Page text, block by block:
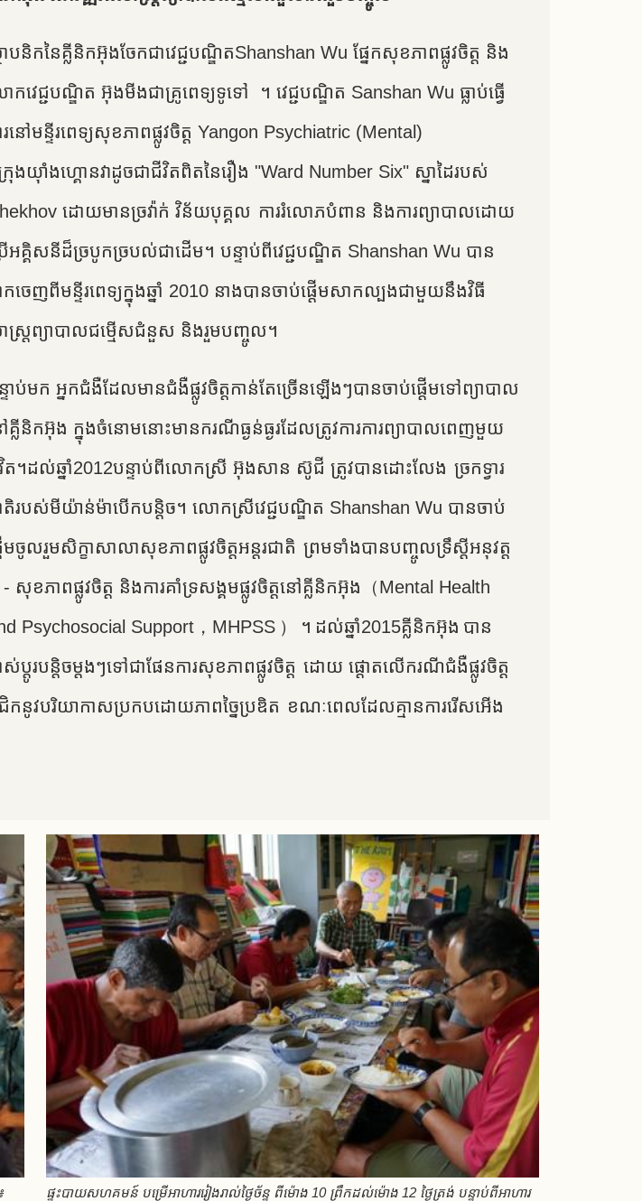
ាបនិកនៃគ្លីនិកអ៊ុងចែកជាវេជ្ជបណ្ឌិតShanshan Wu ផ្នែកសុខភាពផ្លូវចិត្ត និង
កវេជ្ជបណ្ឌិត អ៊ុងមីងជាគ្រូពេទ្យទូទៅ ។ វេជ្ជបណ្ឌិត Sanshan Wu ធ្លាប់ធ្វើ
រនៅមន្ទីរពេទ្យសុខភាពផ្លូវចិត្ត Yangon Psychiatric (Mental)
រុងយ៉ាំងហ្គោនវាដូចជាជីវិតពិតនៃរឿង "Ward Number Six" ស្នាដៃរបស់
ដោយមានច្រវ៉ាក់ វិន័យបុគ្គល ការរំលោភបំពាន និងការព្យាបាលដោយ
ើអគ្គិសនីដ៏ច្របូកច្របល់ជាដើម។ បន្ទាប់ពីវេជ្ជបណ្ឌិត Shanshan Wu បាន
កចេញពីមន្ទីរពេទ្យក្នុងឆ្នាំ 2010 នាងបានចាប់ផ្តើមសាកល្បងជាមួយនឹងវិធី
ស្រ្តព្យាបាលជម្មើសជំនួស និងរួមបញ្ចូល។
ទាប់មក អ្នកជំងឺដែលមានជំងឺផ្លូវចិត្តកាន់តែច្រើនឡើងៗបានចាប់ផ្តើមទៅព្យាបាល
គ្លីនិកអ៊ុង ក្នុងចំនោមនោះមានករណីធ្ងន់ធ្ងរដែលត្រូវការការព្យាបាលពេញមួយ
ត។ដល់ឆ្នាំ2012បន្ទាប់ពីលោកស្រី អ៊ុងសាន ស៊ូជី ត្រូវបានដោះលែង ច្រកទ្វារ​
តិ​របស់​មីយ៉ាន់ម៉ា​បើក​បន្តិច។ លោកស្រីវេជ្ជបណ្ឌិត Shanshan Wu បានចាប់
ើមចូលរួមសិក្ខាសាលាសុខភាពផ្លូវចិត្តអន្តរជាតិ ព្រមទាំងបានបញ្ចូលទ្រឹស្តីអនុវត្ត
- សុខភាពផ្លូវចិត្ត និងការគាំទ្រសង្គមផ្លូវចិត្តនៅគ្លីនិកអ៊ុង（Mental Health
Psychosocial Support，MHPSS ） ។​ ដល់ឆ្នាំ2015គ្លីនិកអ៊ុង បាន
ាស់ប្តូរបន្តិចម្តងៗទៅជាផែនការសុខភាពផ្លូវចិត្ត ដោយ ផ្តោតលើករណីជំងឺផ្លូវចិត្ត
កនូវបរិយាកាសប្រកបដោយភាពច្នៃប្រឌិត ខណៈពេលដែលគ្មានការរើសអើង
ផ្ទះបាយសហគមន៍ បម្រើអាហាររៀងរាល់ថ្ងៃច័ន្ទ ពីម៉ោង 10 ព្រឹកដល់ម៉ោង 12 ថ្ងៃត្រង់ បន្ទាប់ពីអាហារ